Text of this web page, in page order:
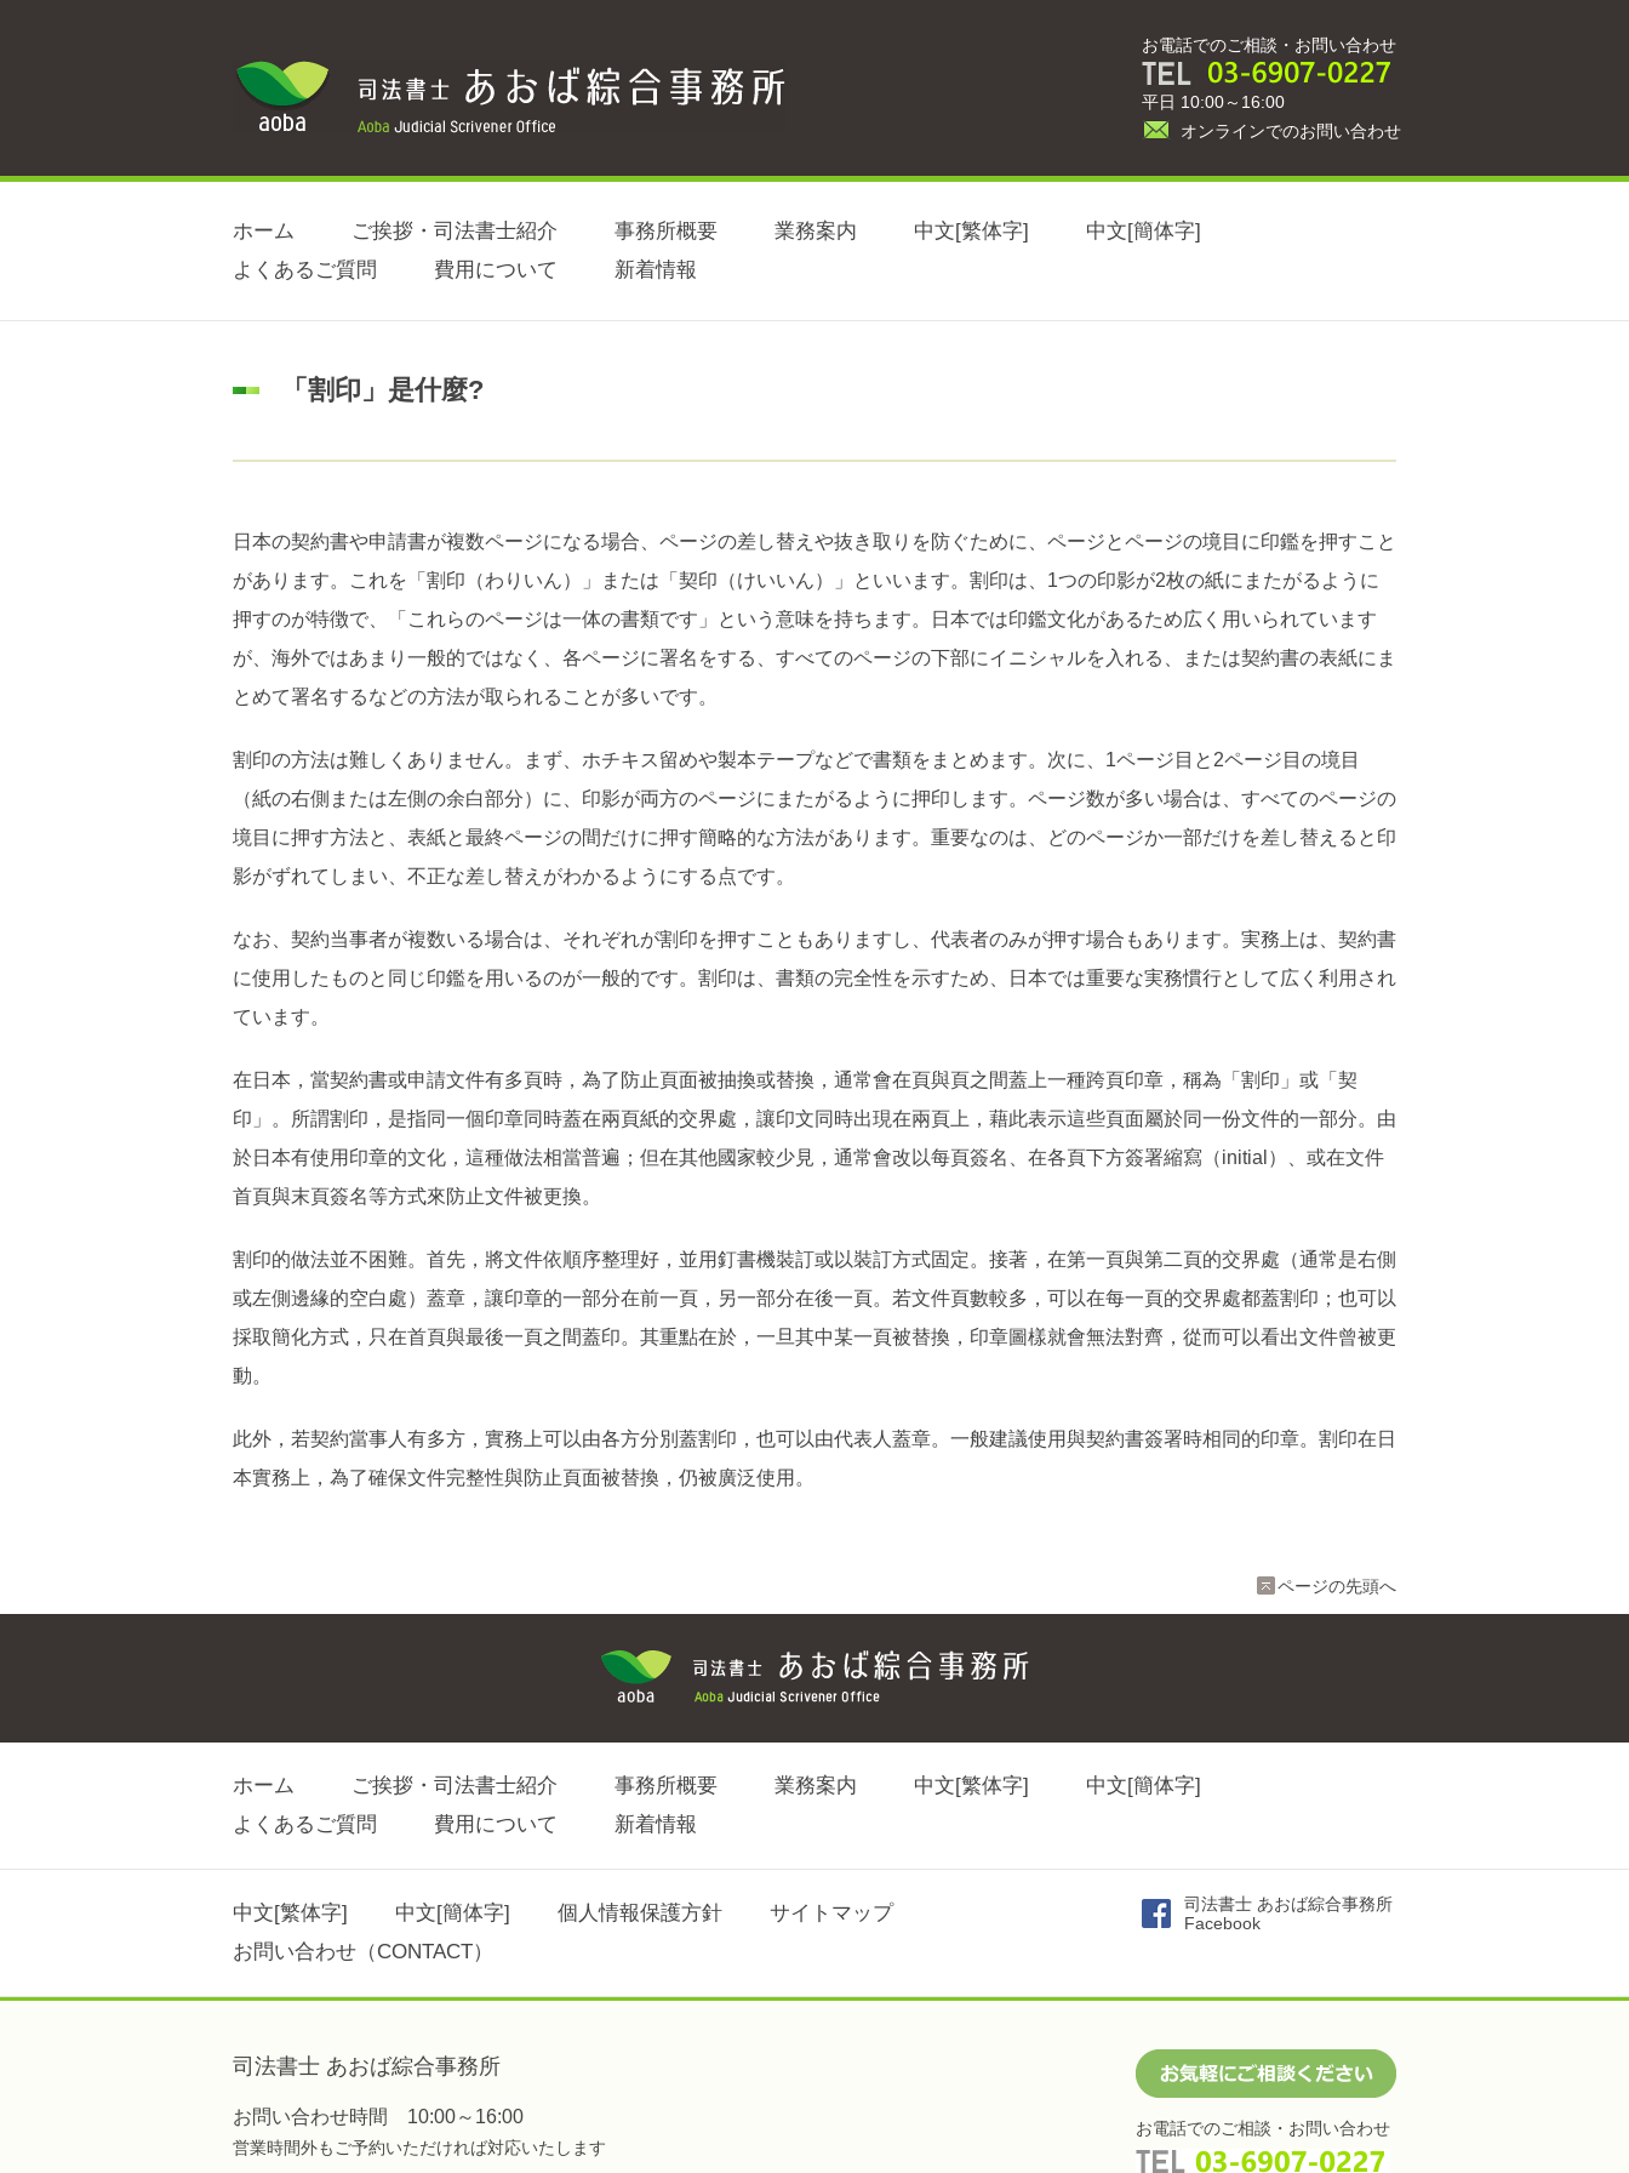
お電話でのご相談・お問い合わせ
平日 10:00～16:00
オンラインでのお問い合わせ
ホーム ご挨拶・司法書士紹介 事務所概要 業務案内 中文[繁体字]
中文[簡体字]
よくあるご質問
費用について 新着情報
「割印」是什麼?
日本の契約書や申請書が複数ページになる場合、ページの差し替えや抜き取りを防ぐために、ページとページの境目に印鑑を押すこと
があります。これを「割印（わりいん）」または「契印（けいいん）」といいます。割印は、1つの印影が2枚の紙にまたがるように
押すのが特徴で、「これらのページは一体の書類です」という意味を持ちます。日本では印鑑文化があるため広く用いられています
が、海外ではあまり一般的ではなく、各ページに署名をする、すべてのページの下部にイニシャルを入れる、または契約書の表紙にま
とめて署名するなどの方法が取られることが多いです。
割印の方法は難しくありません。まず、ホチキス留めや製本テープなどで書類をまとめます。次に、1ページ目と2ページ目の境目
（紙の右側または左側の余白部分）に、印影が両方のページにまたがるように押印します。ページ数が多い場合は、すべてのページの
境目に押す方法と、表紙と最終ページの間だけに押す簡略的な方法があります。重要なのは、どのページか一部だけを差し替えると印
影がずれてしまい、不正な差し替えがわかるようにする点です。
なお、契約当事者が複数いる場合は、それぞれが割印を押すこともありますし、代表者のみが押す場合もあります。実務上は、契約書
に使用したものと同じ印鑑を用いるのが一般的です。割印は、書類の完全性を示すため、日本では重要な実務慣行として広く利用され
ています。
在日本，當契約書或申請文件有多頁時，為了防止頁面被抽換或替換，通常會在頁與頁之間蓋上一種跨頁印章，稱為「割印」或「契
印」。所謂割印，是指同一個印章同時蓋在兩頁紙的交界處，讓印文同時出現在兩頁上，藉此表示這些頁面屬於同一份文件的一部分。由
於日本有使用印章的文化，這種做法相當普遍；但在其他國家較少見，通常會改以每頁簽名、在各頁下方簽署縮寫（initial）、或在文件
首頁與末頁簽名等方式來防止文件被更換。
割印的做法並不困難。首先，將文件依順序整理好，並用釘書機裝訂或以裝訂方式固定。接著，在第一頁與第二頁的交界處（通常是右側
或左側邊緣的空白處）蓋章，讓印章的一部分在前一頁，另一部分在後一頁。若文件頁數較多，可以在每一頁的交界處都蓋割印；也可以
採取簡化方式，只在首頁與最後一頁之間蓋印。其重點在於，一旦其中某一頁被替換，印章圖樣就會無法對齊，從而可以看出文件曾被更
動。
此外，若契約當事人有多方，實務上可以由各方分別蓋割印，也可以由代表人蓋章。一般建議使用與契約書簽署時相同的印章。割印在日
本實務上，為了確保文件完整性與防止頁面被替換，仍被廣泛使用。
ページの先頭へ
ホーム ご挨拶・司法書士紹介 事務所概要 業務案内 中文[繁体字]
中文[簡体字]
よくあるご質問
費用について 新着情報
中文[繁体字] 中文[簡体字] 個人情報保護方針
サイトマップ
お問い合わせ（CONTACT）
司法書士 あおば綜合事務所
Facebook
司法書士 あおば綜合事務所
お問い合わせ時間 10:00～16:00
営業時間外もご予約いただければ対応いたします
お電話でのご相談・お問い合わせ